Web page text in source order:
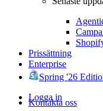
Prissättning
Enterprise
Spring '26
Logga in
Kontakta oss